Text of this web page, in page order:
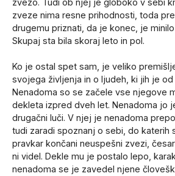
zveze nima resne prihodnosti, toda
drugemu priznati, da je konec, je
Skupaj sta bila skoraj leto in pol.
Ko je ostal spet sam, je veliko
svojega življenja in o ljudeh, ki jih je od
Nenadoma so se začele vse njegove
dekleta izpred dveh let. Nenadoma jo
drugačni luči. V njej je nenadoma
tudi zaradi spoznanj o sebi, do katerih
pravkar končani neuspešni zvezi,
ni videl. Dekle mu je postalo lepo,
nenadoma se je zavedel njene